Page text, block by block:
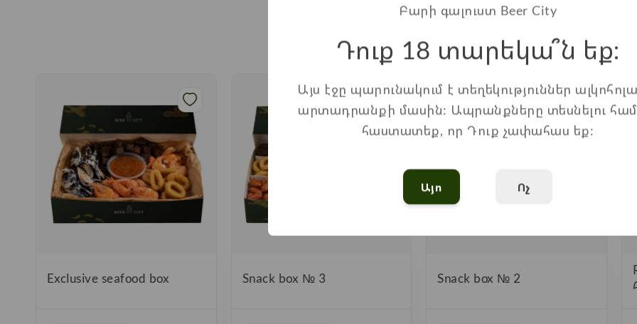
Exclusive seafood box Snack box № 3 Snack box № 2
Բարի գալուստ Beer City
Դուք 18 տարեկա՞ն եք։
Այս էջը պարունակում է տեղեկություններ
արտադրանքի մասին: Ապրանքները տեսնելու
հաստատեք, որ Դուք չափահաս եք:
Այո Ոչ